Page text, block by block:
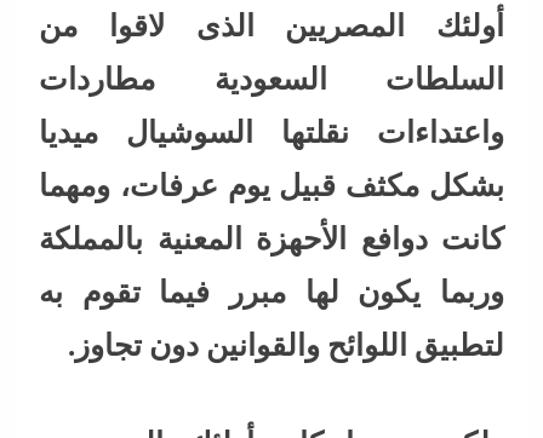
أولئك المصريين الذى لاقوا من
السلطات السعودية مطاردات
واعتداءات نقلتها السوشيال ميديا
بشكل مكثف قبيل يوم عرفات، ومهما
كانت دوافع الأحهزة المعنية بالمملكة
وربما يكون لها مبرر فيما تقوم به
لتطبيق اللوائح والقوانين دون تجاوز.